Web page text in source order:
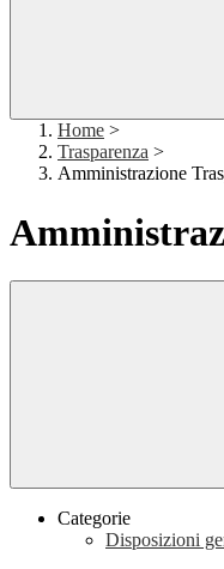
Home >
Trasparenza >
Amministrazione
Categorie
Disposizioni